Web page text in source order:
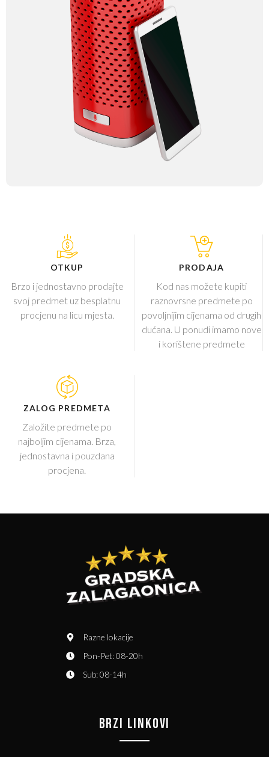
OTKUP
Brzo i jednostavno prodajte
svoj predmet uz besplatnu
procjenu na licu mjesta.
PRODAJA
Kod nas možete kupiti
raznovrsne predmete po
povoljnijim cijenama od drugih
dućana. U ponudi imamo nove
i korištene predmete
ZALOG PREDMETA
Založite predmete po
najboljim cijenama. Brza,
jednostavna i pouzdana
procjena.
Razne lokacije
Pon-Pet: 08-20h
Sub: 08-14h
BRZI LINKOVI